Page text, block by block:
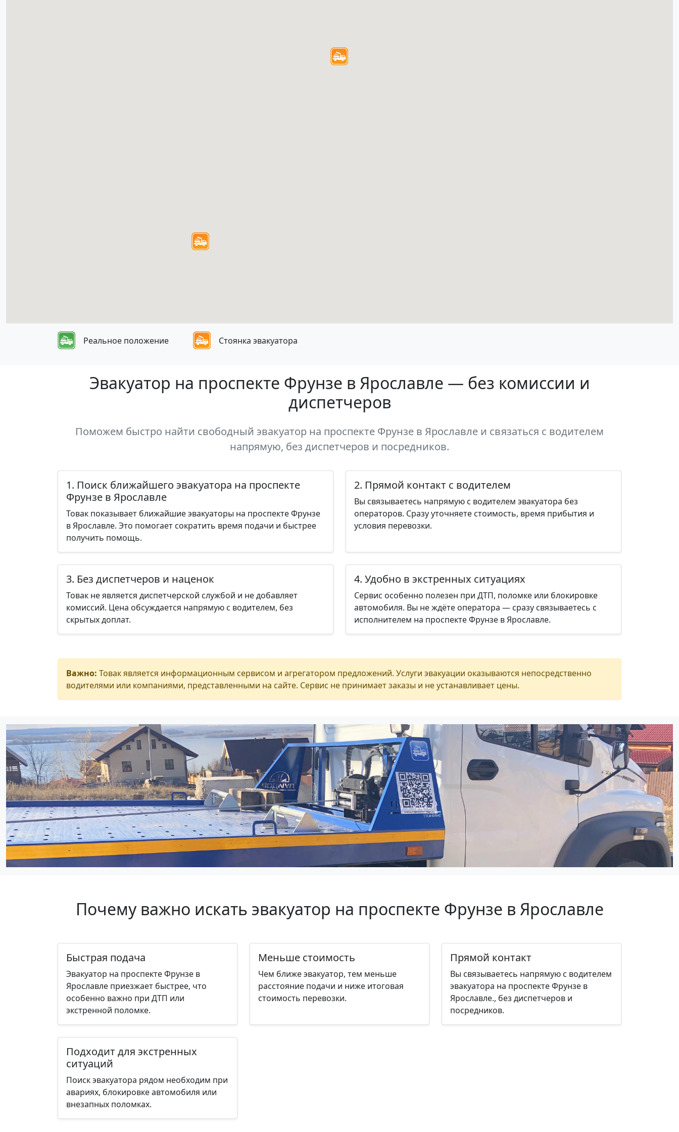
Реальное положение Стоянка эвакуатора
Эвакуатор на проспекте Фрунзе в Ярославле — без комиссии и
диспетчеров
Поможем быстро найти свободный эвакуатор на проспекте Фрунзе в Ярославле и связаться с водителем
напрямую, без диспетчеров и посредников.
1. Поиск ближайшего эвакуатора на проспекте
Фрунзе в Ярославле
Товак показывает ближайшие эвакуаторы на проспекте Фрунзе
в Ярославле. Это помогает сократить время подачи и быстрее
получить помощь.
2. Прямой контакт с водителем
Вы связываетесь напрямую с водителем эвакуатора без
операторов. Сразу уточняете стоимость, время прибытия и
условия перевозки.
3. Без диспетчеров и наценок
Товак не является диспетчерской службой и не добавляет
комиссий. Цена обсуждается напрямую с водителем, без
скрытых доплат.
4. Удобно в экстренных ситуациях
Сервис особенно полезен при ДТП, поломке или блокировке
автомобиля. Вы не ждёте оператора — сразу связываетесь с
исполнителем на проспекте Фрунзе в Ярославле.
Важно: Товак является информационным сервисом и агрегатором предложений. Услуги эвакуации оказываются непосредственно
водителями или компаниями, представленными на сайте. Сервис не принимает заказы и не устанавливает цены.
Почему важно искать эвакуатор на проспекте Фрунзе в Ярославле
Быстрая подача
Эвакуатор на проспекте Фрунзе в
Ярославле приезжает быстрее, что
особенно важно при ДТП или
экстренной поломке.
Меньше стоимость
Чем ближе эвакуатор, тем меньше
расстояние подачи и ниже итоговая
стоимость перевозки.
Прямой контакт
Вы связываетесь напрямую с водителем
эвакуатора на проспекте Фрунзе в
Ярославле., без диспетчеров и
посредников.
Подходит для экстренных
ситуаций
Поиск эвакуатора рядом необходим при
авариях, блокировке автомобиля или
внезапных поломках.